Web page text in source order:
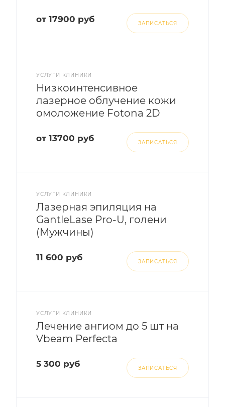
от 17900 руб ЗАПИСАТЬСЯ
УСЛУГИ КЛИНИКИ
Низкоинтенсивное
лазерное облучение кожи
омоложение Fotona 2D
от 13700 руб ЗАПИСАТЬСЯ
УСЛУГИ КЛИНИКИ
Лазерная эпиляция на
GantleLase Pro-U, голени
(Мужчины)
11 600 руб ЗАПИСАТЬСЯ
УСЛУГИ КЛИНИКИ
Лечение ангиом до 5 шт на
Vbeam Perfecta
5 300 руб ЗАПИСАТЬСЯ